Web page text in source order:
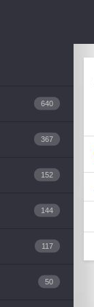
640
367
152
144
117
50